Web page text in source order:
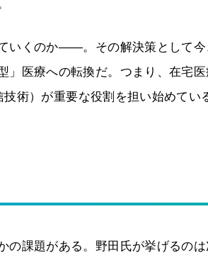
いくのか――。その解決策として
」医療への転換だ。つまり、在宅
術）が重要な役割を担い始めてい
課題がある。野田氏が挙げるのは